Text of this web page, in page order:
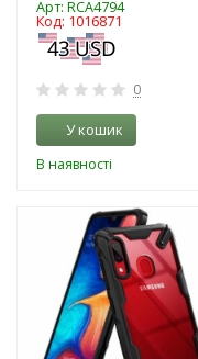
Арт: RCA4794
Код: 1016871
0
У кошик
В наявності